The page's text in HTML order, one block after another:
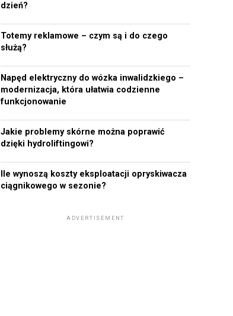
dzień?
Totemy reklamowe – czym są i do czego
służą?
Napęd elektryczny do wózka inwalidzkiego –
modernizacja, która ułatwia codzienne
funkcjonowanie
Jakie problemy skórne można poprawić
dzięki hydroliftingowi?
Ile wynoszą koszty eksploatacji opryskiwacza
ciągnikowego w sezonie?
ADVERTISEMENT